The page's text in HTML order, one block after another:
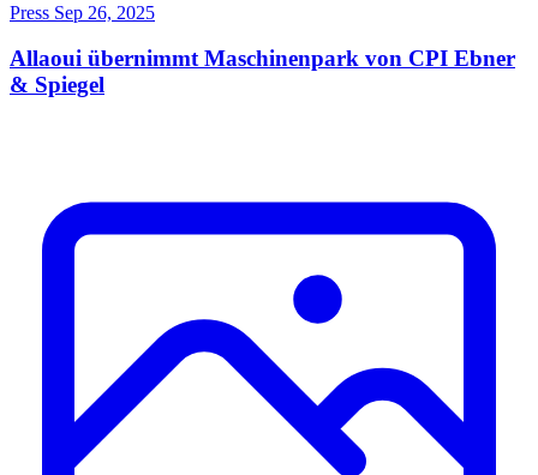
Press Sep 26, 2025
Allaoui übernimmt Maschinenpark von CPI Ebner
& Spiegel